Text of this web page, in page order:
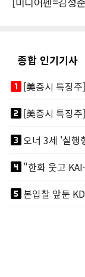
종합 인기기사
looks_one
looks_two
looks_3오너 3세 '실행
looks_4"한화 웃고
looks_5본입찰 앞둔